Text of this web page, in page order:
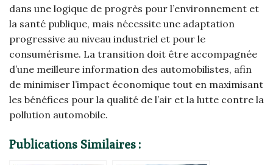
dans une logique de progrès pour l’environnement et
la santé publique, mais nécessite une adaptation
progressive au niveau industriel et pour le
consumérisme. La transition doit être accompagnée
d’une meilleure information des automobilistes, afin
de minimiser l’impact économique tout en maximisant
les bénéfices pour la qualité de l’air et la lutte contre la
pollution automobile.
Publications Similaires :